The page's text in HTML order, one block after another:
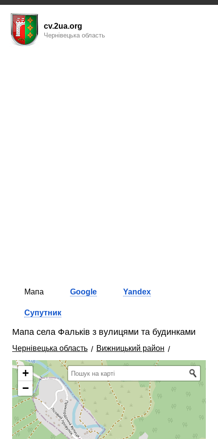
cv.2ua.org
Чернівецька область
Мапа Google Yandex
Супутник
Мапа села Фальків з вулицями та будинками
Чернівецька область Вижницький район
+
−